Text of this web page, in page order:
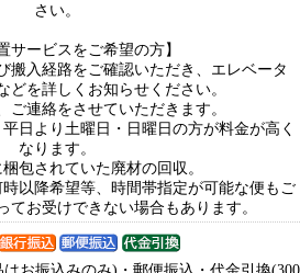
さい。
サービスをご希望の方】
搬入経路をご確認いただき、エレベータ
どを詳しくお知らせください。
ご連絡をさせていただきます。
日より土曜日・日曜日の方が料金が高く
なります。
包されていた廃材の回収。
以降希望等、時間帯指定が可能な便もご
てお受けできない場合もあります。